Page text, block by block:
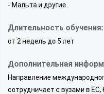
- Мальта и другие.
Длительность обучения:
от 2 недель до 5 лет
Дополнительная
Направление
сотрудничает с вузами в